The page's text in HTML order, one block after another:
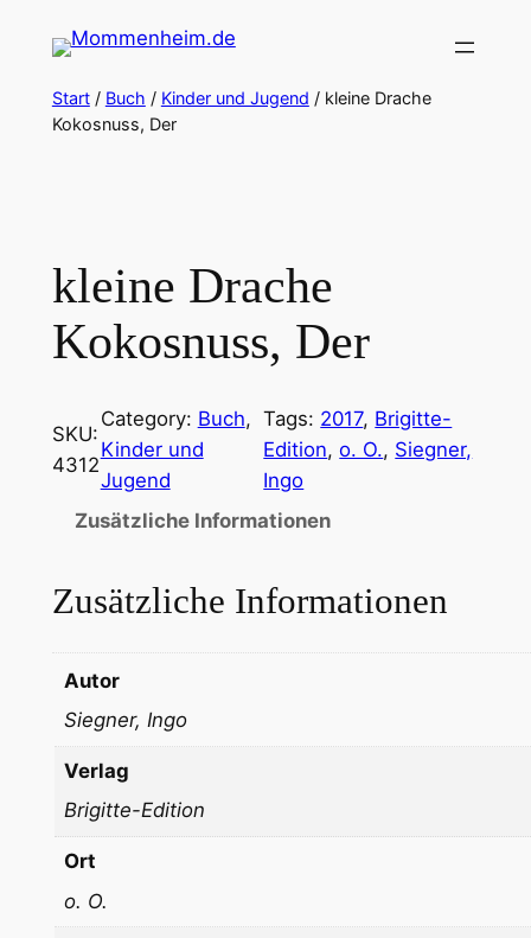
Inhalt
springen
Start/ Buch / Kinder und Jugend / kleine Drache
Kokosnuss, Der
kleine Drache
Kokosnuss, Der
SKU:
4312
Category: Buch
Kinder und
Jugend
Tags: 2017, Brigitte-
Edition, o. O., Siegner,
Ingo
Zusätzliche Informationen
Zusätzliche Informationen
Autor
Siegner, Ingo
Verlag
Brigitte-Edition
Ort
o. O.